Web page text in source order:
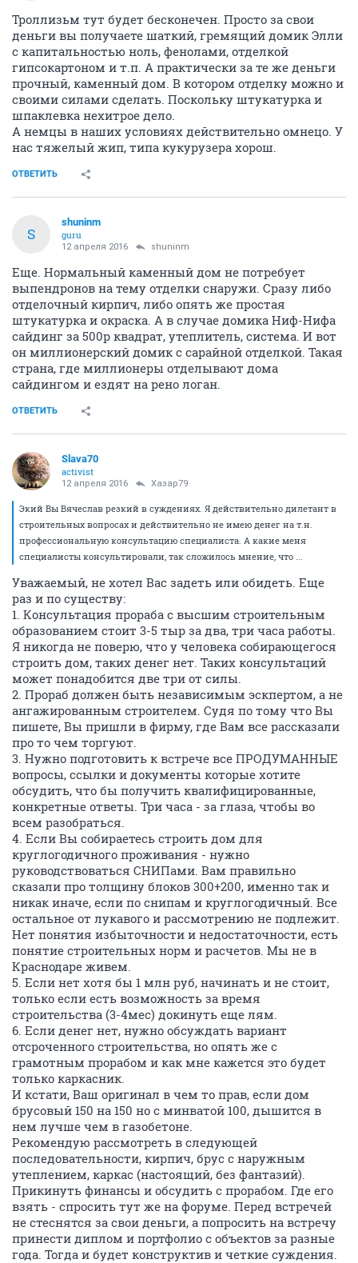
Троллизьм тут будет бесконечен. Просто за свои
деньги вы получаете шаткий, гремящий домик Элли
с капитальностью ноль, фенолами, отделкой
гипсокартоном и т.п. А практически за те же деньги
прочный, каменный дом. В котором отделку можно и
своими силами сделать. Поскольку штукатурка и
шпаклевка нехитрое дело.
А немцы в наших условиях действительно омнецо. У
нас тяжелый жип, типа кукурузера хорош.
ОТВЕТИТЬ
S
shuninm
guru
12 апреля 2016 shuninm
Еще. Нормальный каменный дом не потребует
выпендронов на тему отделки снаружи. Сразу либо
отделочный кирпич, либо опять же простая
штукатурка и окраска. А в случае домика Ниф-Нифа
сайдинг за 500р квадрат, утеплитель, система. И вот
он миллионерский домик с сарайной отделкой. Такая
страна, где миллионеры отделывают дома
сайдингом и ездят на рено логан.
ОТВЕТИТЬ
Slava70
activist
12 апреля 2016 Хазар79
Экий Вы Вячеслав резкий в суждениях. Я действительно дилетант в
строительных вопросах и действительно не имею денег на т.н.
профессиональную консультацию специалиста. А какие меня
специалисты консультировали, так сложилось мнение, что ...
Уважаемый, не хотел Вас задеть или обидеть. Еще
раз и по существу:
1. Консультация прораба с высшим строительным
образованием стоит 3-5 тыр за два, три часа работы.
Я никогда не поверю, что у человека собирающегося
строить дом, таких денег нет. Таких консультаций
может понадобится две три от силы.
2. Прораб должен быть независимым эскпертом, а не
ангажированным строителем. Судя по тому что Вы
пишете, Вы пришли в фирму, где Вам все рассказали
про то чем торгуют.
3. Нужно подготовить к встрече все ПРОДУМАННЫЕ
вопросы, ссылки и документы которые хотите
обсудить, что бы получить квалифицированные,
конкретные ответы. Три часа - за глаза, чтобы во
всем разобраться.
4. Если Вы собираетесь строить дом для
круглогодичного проживания - нужно
руководствоваться СНИПами. Вам правильно
сказали про толщину блоков 300+200, именно так и
никак иначе, если по снипам и круглогодичный. Все
остальное от лукавого и рассмотрению не подлежит.
Нет понятия избыточности и недостаточности, есть
понятие строительных норм и расчетов. Мы не в
Краснодаре живем.
5. Если нет хотя бы 1 млн руб, начинать и не стоит,
только если есть возможность за время
строительства (3-4мес) докинуть еще лям.
6. Если денег нет, нужно обсуждать вариант
отсроченного строительства, но опять же с
грамотным прорабом и как мне кажется это будет
только каркасник.
И кстати, Ваш оригинал в чем то прав, если дом
брусовый 150 на 150 но с минватой 100, дышится в
нем лучше чем в газобетоне.
Рекомендую рассмотреть в следующей
последовательности, кирпич, брус с наружным
утеплением, каркас (настоящий, без фантазий).
Прикинуть финансы и обсудить с прорабом. Где его
взять - спросить тут же на форуме. Перед встречей
не стеснятся за свои деньги, а попросить на встречу
принести диплом и портфолио с объектов за разные
года. Тогда и будет конструктив и четкие суждения.